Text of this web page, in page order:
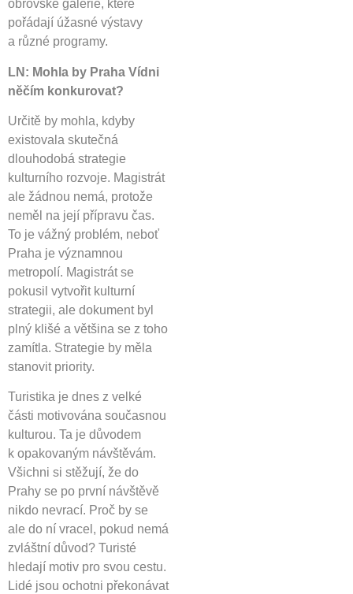
obrovské galerie, které
pořádají úžasné výstavy
a různé programy.
LN: Mohla by Praha Vídni
něčím konkurovat?
Určitě by mohla, kdyby
existovala skutečná
dlouhodobá strategie
kulturního rozvoje. Magistrát
ale žádnou nemá, protože
neměl na její přípravu čas.
To je vážný problém, neboť
Praha je významnou
metropolí. Magistrát se
pokusil vytvořit kulturní
strategii, ale dokument byl
plný klišé a většina se z toho
zamítla. Strategie by měla
stanovit priority.
Turistika je dnes z velké
části motivována současnou
kulturou. Ta je důvodem
k opakovaným návštěvám.
Všichni si stěžují, že do
Prahy se po první návštěvě
nikdo nevrací. Proč by se
ale do ní vracel, pokud nemá
zvláštní důvod? Turisté
hledají motiv pro svou cestu.
Lidé jsou ochotni překonávat